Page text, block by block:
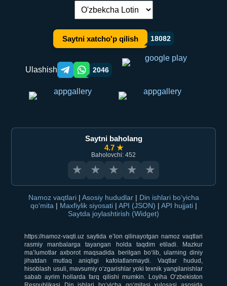
Tilni almashtirish:
Saytni xatcho'p qilish 18082
Ulashish Telegram orqali ulashish
WhatsApp orqali ulashish
2046
Saytni baholang
4.7 ★
Baholovchi: 452
★ ★ ★ ★ ★
Namoz vaqtlari | Asosiy hududlar | Din ishlari bo‘yicha
qo‘mita | Maxfiylik siyosati | API (JSON) | API hujjati |
Saytda joylashtirish (Widget)
https://namoz-vaqti.uz saytida e’lon qilinayotgan namoz vaqtlari
rasmiy manbalarga tayangan holda taqdim etiladi. Mazkur
ma’lumotlar axborot maqsadida berilgan bo‘lib, ularning diniy
jihatdan mutlaq aniqligi kafolatlanmaydi. Vaqtlar hudud,
hisoblash usuli, mavsumiy o‘zgarishlar yoki texnik yangilanishlar
sabab ayrim hollarda farq qilishi mumkin. Loyiha O‘zbekiston